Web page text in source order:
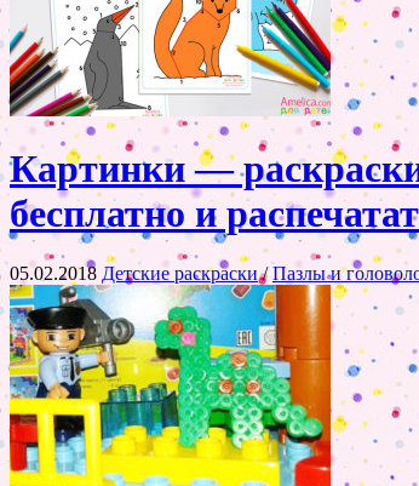
Картинки — раскраски
бесплатно и
05.02.2018 Детские раскраски/Пазлы и